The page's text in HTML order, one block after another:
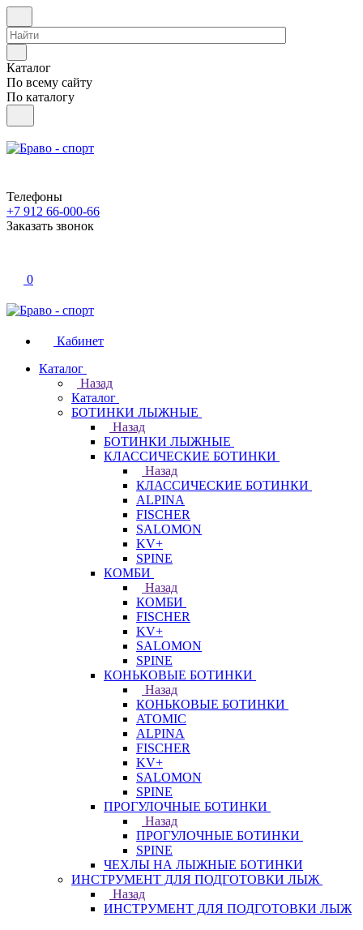
Каталог
По всему сайту
По каталогу
Телефоны
+7 912 66-000-66
Заказать звонок
0
Кабинет
Каталог
Назад
Каталог
БОТИНКИ ЛЫЖНЫЕ
Назад
БОТИНКИ ЛЫЖНЫЕ
КЛАССИЧЕСКИЕ БОТИНКИ
Назад
КЛАССИЧЕСКИЕ БОТИНКИ
ALPINA
FISCHER
SALOMON
KV+
SPINE
КОМБИ
Назад
КОМБИ
FISCHER
KV+
SALOMON
SPINE
КОНЬКОВЫЕ БОТИНКИ
Назад
КОНЬКОВЫЕ БОТИНКИ
ATOMIC
ALPINA
FISCHER
KV+
SALOMON
SPINE
ПРОГУЛОЧНЫЕ БОТИНКИ
Назад
ПРОГУЛОЧНЫЕ БОТИНКИ
SPINE
ЧЕХЛЫ НА ЛЫЖНЫЕ БОТИНКИ
ИНСТРУМЕНТ ДЛЯ ПОДГОТОВКИ ЛЫЖ
Назад
ИНСТРУМЕНТ ДЛЯ ПОДГОТОВКИ ЛЫЖ